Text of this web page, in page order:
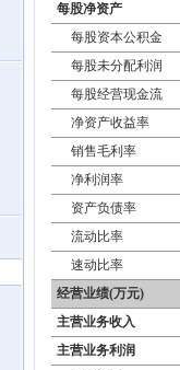
每股净资产
每股资本公积金
每股未分配利润
每股经营现金流
净资产收益率
销售毛利率
净利润率
资产负债率
流动比率
速动比率
经营业绩(万元)
主营业务收入
主营业务利润